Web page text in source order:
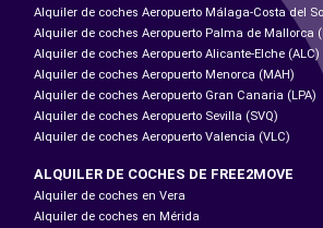
Alquiler de coches Aeropuerto Málaga-Costa del
Alquiler de coches Aeropuerto Palma de Mallorca
Alquiler de coches Aeropuerto Alicante-Elche (ALC)
Alquiler de coches Aeropuerto Menorca (MAH)
Alquiler de coches Aeropuerto Gran Canaria (LPA)
Alquiler de coches Aeropuerto Sevilla (SVQ)
Alquiler de coches Aeropuerto Valencia (VLC)
ALQUILER DE COCHES DE FREE2MOVE
Alquiler de coches en Vera
Alquiler de coches en Mérida